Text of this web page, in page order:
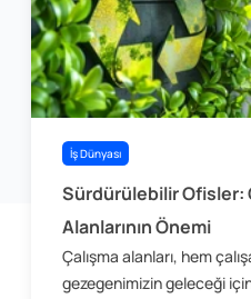
İş Dünyası
Sürdürülebilir Ofisler:
Alanlarının Önemi
Çalışma alanları, hem
gezegenimizin geleceği